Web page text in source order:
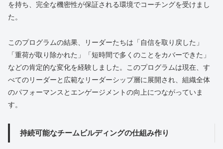
を持ち、完全な機密性が保証される環境でコーチングを受けまし
た。
このプログラムの結果、リーダーたちは「自信を取り戻した」
「重荷が取り除かれた」「短時間で多くのことをカバーできた」
などの肯定的な変化を経験しました。このプログラムは現在、す
べてのリーダーと広範なリーダーシップ層に展開され、組織全体
のパフォーマンスとエンゲージメントの向上につながっていま
す。
持続可能なチームビルディングの仕組み作り